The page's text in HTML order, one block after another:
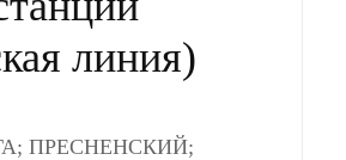
линия)
ПРЕСНЕНСКИЙ;